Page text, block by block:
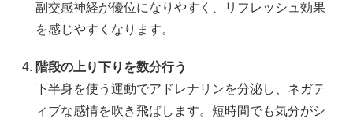
副交感神経が優位になりやすく、リフレッシュ効果
を感じやすくなります。
階段の上り下りを数分行う
下半身を使う運動でアドレナリンを分泌し、ネガテ
ィブな感情を吹き飛ばします。短時間でも気分がシ